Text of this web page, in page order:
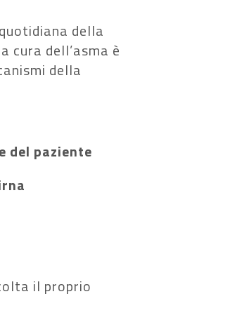
della
cura dell’asma è
della
del paziente
il proprio